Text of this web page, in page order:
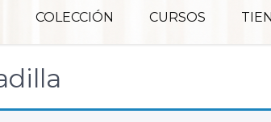
COLECCIÓN CURSOS